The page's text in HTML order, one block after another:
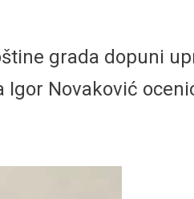
grada dopuni
Novaković